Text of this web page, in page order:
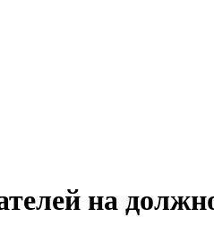
на